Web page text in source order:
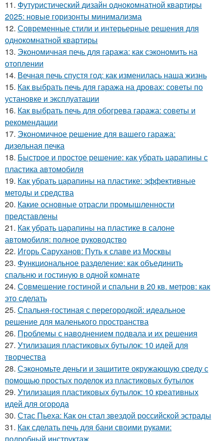
11. Футуристический дизайн однокомнатной квартиры
2025: новые горизонты минимализма
12. Современные стили и интерьерные решения для
однокомнатной квартиры
13. Экономичная печь для гаража: как сэкономить на
отоплении
14. Вечная печь спустя год: как изменилась наша жизнь
15. Как выбрать печь для гаража на дровах: советы по
установке и эксплуатации
16. Как выбрать печь для обогрева гаража: советы и
рекомендации
17. Экономичное решение для вашего гаража:
дизельная печка
18. Быстрое и простое решение: как убрать царапины с
пластика автомобиля
19. Как убрать царапины на пластике: эффективные
методы и средства
20. Какие основные отрасли промышленности
представлены
21. Как убрать царапины на пластике в салоне
автомобиля: полное руководство
22. Игорь Саруханов: Путь к славе из Москвы
23. Функциональное разделение: как объединить
спальню и гостиную в одной комнате
24. Совмещение гостиной и спальни в 20 кв. метров: как
это сделать
25. Спальня-гостиная с перегородкой: идеальное
решение для маленького пространства
26. Проблемы с наводнением подвала и их решения
27. Утилизация пластиковых бутылок: 10 идей для
творчества
28. Сэкономьте деньги и защитите окружающую среду с
помощью простых поделок из пластиковых бутылок
29. Утилизация пластиковых бутылок: 10 креативных
идей для огорода
30. Стас Пьеха: Как он стал звездой российской эстрады
31. Как сделать печь для бани своими руками:
подробный инструктаж